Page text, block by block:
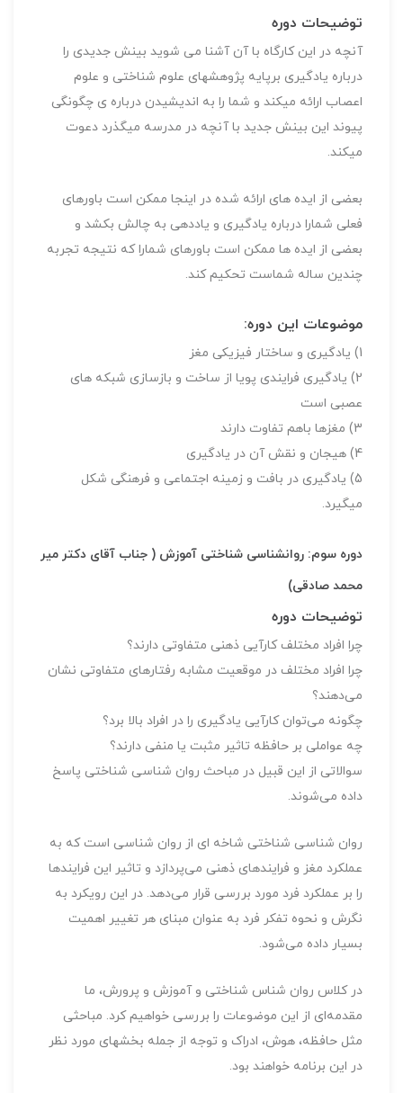
توضیحات دوره
آنچه در این کارگاه با آن آشنا می شوید بینش جدیدی را
درباره یادگیری برپایه پژوهشهای علوم شناختی و علوم
اعصاب ارائه میکند و شما را به اندیشیدن درباره ی چگونگی
پیوند این بینش جدید با آنچه در مدرسه میگذرد دعوت
میکند.
بعضی از ایده های ارائه شده در اینجا ممکن است باورهای
فعلی شمارا درباره یادگیری و یاددهی به چالش بکشد و
بعضی از ایده ها ممکن است باورهای شمارا که نتیجه تجربه
چندین ساله شماست تحکیم کند.
موضوعات این دوره:
1) یادگیری و ساختار فیزیکی مغز
2) یادگیری فرایندی پویا از ساخت و بازسازی شبکه های
عصبی است
3) مغزها باهم تفاوت دارند
4) هیجان و نقش آن در یادگیری
5) یادگیری در بافت و زمینه اجتماعی و فرهنگی شکل
میگیرد.
دوره سوم: روانشناسی شناختی آموزش ( جناب آقای دکتر میر
محمد صادقی)
توضیحات دوره
چرا افراد مختلف کارآیی ذهنی متفاوتی دارند؟
چرا افراد مختلف در موقعیت مشابه رفتارهای متفاوتی نشان
می‌دهند؟
چگونه می‌توان کارآیی یادگیری را در افراد بالا برد؟
چه عواملی بر حافظه تاثیر مثبت یا منفی دارند؟
سوالاتی از این قبیل در مباحث روان شناسی شناختی پاسخ
داده می‌شوند.
روان شناسی شناختی شاخه ای از روان شناسی است که به
عملکرد مغز و فرایندهای ذهنی می‌پردازد و تاثیر این فرایندها
را بر عملکرد فرد مورد بررسی قرار می‌دهد. در این رویکرد به
نگرش و نحوه تفکر فرد به عنوان مبنای هر تغییر اهمیت
بسیار داده می‌شود.
در کلاس روان شناس شناختی و آموزش و پرورش، ما
مقدمه‌ای از این موضوعات را بررسی خواهیم کرد. مباحثی
مثل حافظه، هوش، ادراک و توجه از جمله بخشهای مورد نظر
در این برنامه خواهند بود.